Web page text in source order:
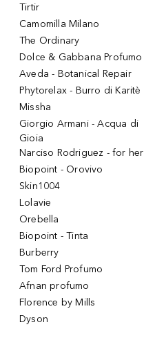
Tirtir
Camomilla Milano
The Ordinary
Dolce & Gabbana Profumo
Aveda - Botanical Repair
Phytorelax - Burro di Karitè
Missha
Giorgio Armani - Acqua di
Gioia
Narciso Rodriguez - for her
Biopoint - Orovivo
Skin1004
Lolavie
Orebella
Biopoint - Tinta
Burberry
Tom Ford Profumo
Afnan profumo
Florence by Mills
Dyson